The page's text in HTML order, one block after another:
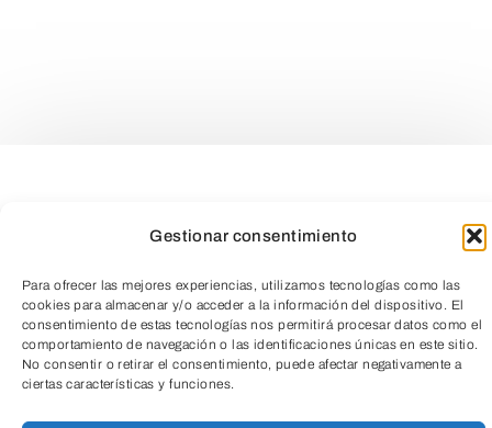
Gestionar consentimiento
Para ofrecer las mejores experiencias, utilizamos tecnologías como las
cookies para almacenar y/o acceder a la información del dispositivo. El
consentimiento de estas tecnologías nos permitirá procesar datos como el
comportamiento de navegación o las identificaciones únicas en este sitio.
No consentir o retirar el consentimiento, puede afectar negativamente a
ciertas características y funciones.